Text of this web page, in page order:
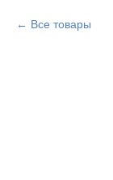
Все товары